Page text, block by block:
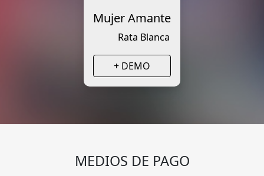
Mujer Amante
Rata Blanca
+ DEMO
MEDIOS DE PAGO